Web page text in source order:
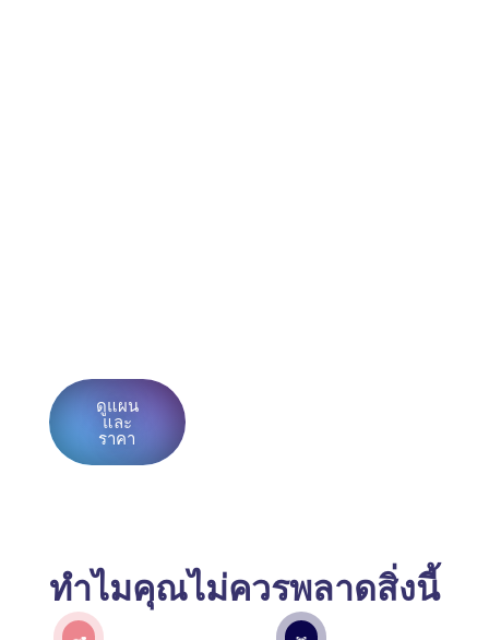
ดูแผน
และ
ราคา
ทำไมคุณไม่ควรพลาดสิ่งนี้